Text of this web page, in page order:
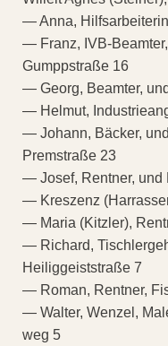
— Anna,
— Franz, IVB-
Gumppstraße 16
— Georg, Beamter,
— Helmut,
— Johann, Bäcker,
Premstraße 23
— Josef, Rentner, und
— Kreszenz
— Maria (Kitzler),
— Richard,
Heiliggeiststraße 7
— Roman, Rentner,
— Walter, Wenzel,
weg 5